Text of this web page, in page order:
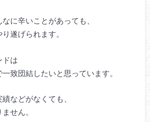
に辛いことがあっても、
遂げられます。
ドは
一致団結したいと思っています。
などがなくても、
せん。